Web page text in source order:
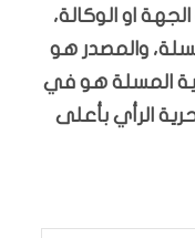
او الوكالة،
والمصدر هو
المسلة هو في
الرأي بأعلى